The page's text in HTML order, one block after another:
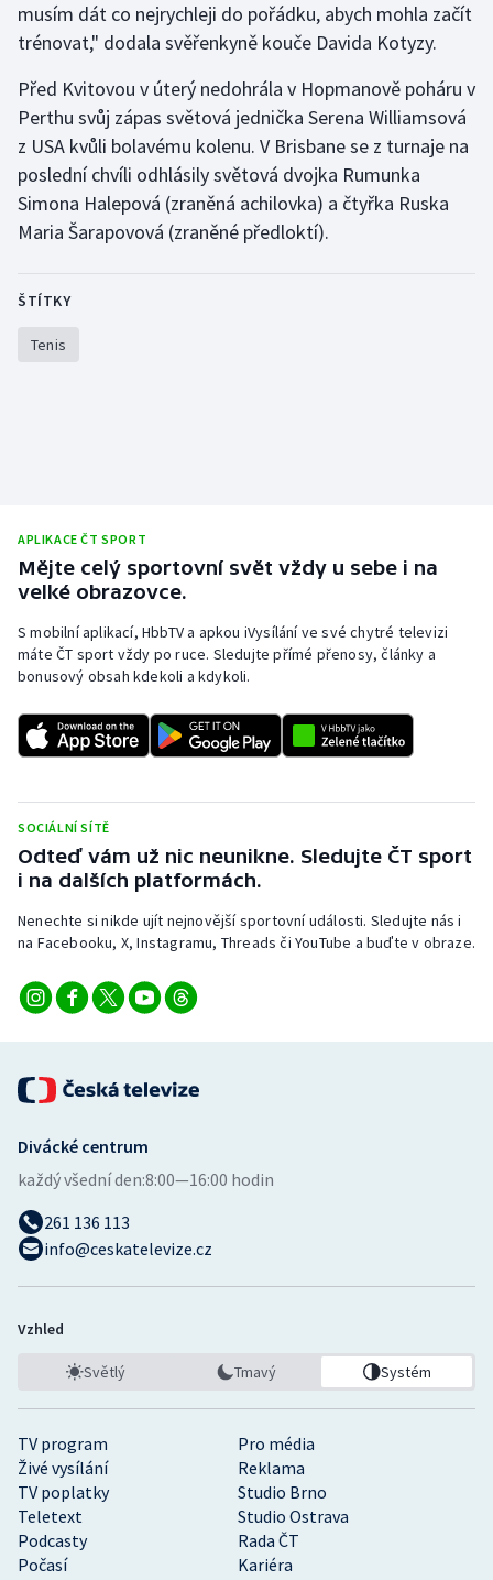
Moderní pětiboj
Motorsport
Olympijské hry
Parasport
Plavání
Plážový volejbal
Ragby
Sportovní střelba
Triatlon
Veslování
Volejbal
Ostatní
musím dát co nejrychleji do pořádku, abych mohla začít
trénovat," dodala svěřenkyně kouče Davida Kotyzy.
Před Kvitovou v úterý nedohrála v Hopmanově poháru v
Perthu svůj zápas světová jednička Serena Williamsová
z USA kvůli bolavému kolenu. V Brisbane se z turnaje na
poslední chvíli odhlásily světová dvojka Rumunka
Simona Halepová (zraněná achilovka) a čtyřka Ruska
Maria Šarapovová (zraněné předloktí).
ŠTÍTKY
Tenis
APLIKACE ČT SPORT
Mějte celý sportovní svět vždy u sebe i na
velké obrazovce.
S mobilní aplikací, HbbTV a apkou iVysílání ve své chytré televizi
máte ČT sport vždy po ruce. Sledujte přímé přenosy, články a
bonusový obsah kdekoli a kdykoli.
SOCIÁLNÍ SÍTĚ
Odteď vám už nic neunikne. Sledujte ČT sport
i na dalších platformách.
Nenechte si nikde ujít nejnovější sportovní události. Sledujte nás i
na Facebooku, X, Instagramu, Threads či YouTube a buďte v obraze.
TV program
Pro média
Živé vysílání
Reklama
TV poplatky
Studio Brno
Teletext
Studio Ostrava
Podcasty
Rada ČT
Počasí
Kariéra
Divácké centrum
každý všední den:8:00—16:00 hodin
261 136 113
info@ceskatelevize.cz
Vzhled
Světlý Tmavý Systém